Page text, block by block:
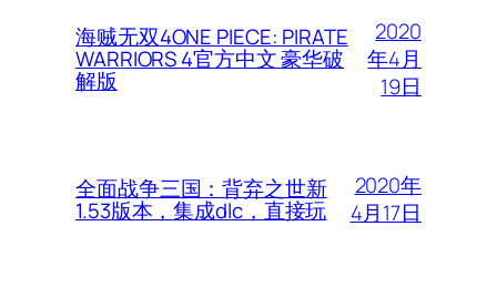
海贼无双4ONE PIECE: PIRATE
WARRIORS 4官方中文 豪华破
解版
2020
年4月
19日
全面战争三国：背弃之世新
1.53版本，集成dlc，直接玩
2020年
4月17日